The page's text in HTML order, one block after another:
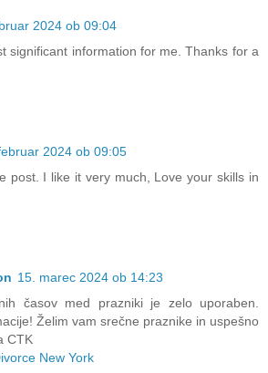
2024 ob 09:04
significant information for me. Thanks for a
2024 ob 09:05
post. I like it very much, Love your skills in
15. marec 2024 ob 14:23
časov med prazniki je zelo uporaben.
Želim vam srečne praznike in uspešno
CTK
New York